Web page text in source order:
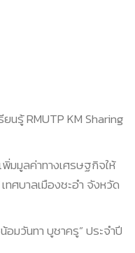
นรู้ RMUTP KM Sharing
มมูลค่าทางเศรษฐกิจให้
ศบาลเมืองชะอำ จังหวัด
มวันทา บูชาครู” ประจำปี